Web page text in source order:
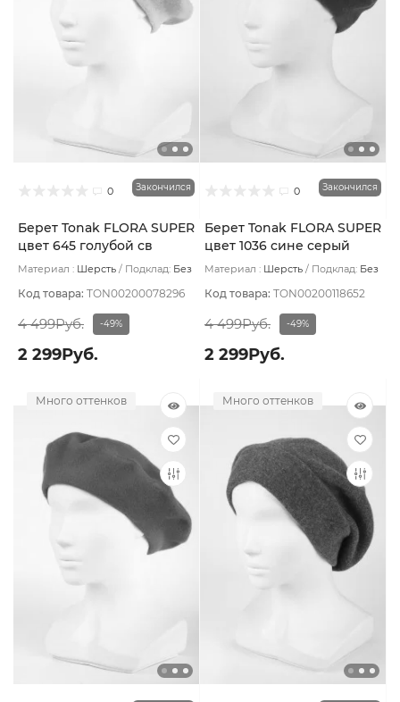
0 Закончился
Берет Tonak FLORA SUPER
цвет 645 голубой св
Материал : Шерсть Подклад: Без
Код товара: TON00200078296
4 499Руб. -49%
2 299Руб.
0 Закончился
Берет Tonak FLORA SUPER
цвет 1036 сине серый
Материал : Шерсть Подклад: Без
Код товара: TON00200118652
4 499Руб. -49%
2 299Руб.
Много оттенков Много оттенков